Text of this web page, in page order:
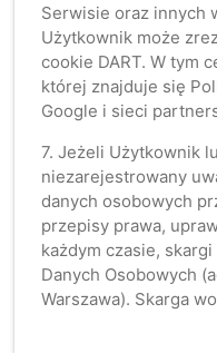
Serwisie oraz innych
Użytkownik może
cookie DART. W tym
której znajduje się
Google i sieci
7. Jeżeli Użytkownik
niezarejestrowany
danych osobowych
przepisy prawa,
każdym czasie,
Danych Osobowych
Warszawa). Skarga